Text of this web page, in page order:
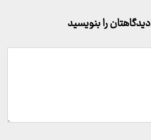
دیدگاهتان را بنویسید